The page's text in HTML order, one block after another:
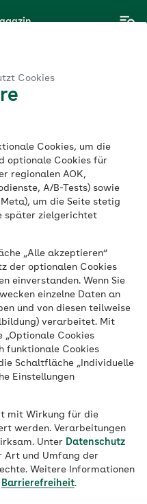
Cookies
Cookies, um die
optionale Cookies für
regionalen AOK,
A/B-Tests) sowie
um die Seite stetig
später zielgerichtet
„Alle akzeptieren“
der optionalen Cookies
einverstanden. Wenn Sie
einzelne Daten an
und von diesen teilweise
verarbeitet. Mit
Cookies
funktionale Cookies
Schaltfläche „Individuelle
Einstellungen
mit Wirkung für die
werden. Verarbeitungen
Unter Datenschutz
Art und Umfang der
Weitere Informationen
Barrierefreiheit.
und
Und kann Mate
Blick in die Forschung.